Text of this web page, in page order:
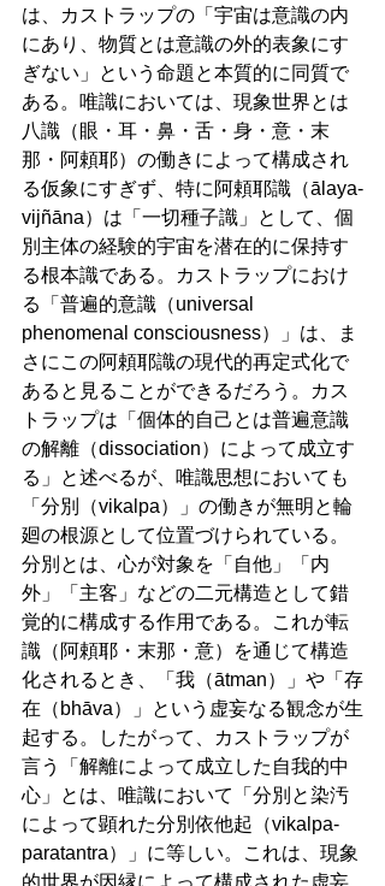
は、カストラップの「宇宙は意識の内
にあり、物質とは意識の外的表象にす
ぎない」という命題と本質的に同質で
ある。唯識においては、現象世界とは
八識（眼・耳・鼻・舌・身・意・末
那・阿頼耶）の働きによって構成され
る仮象にすぎず、特に阿頼耶識（ālaya-
vijñāna）は「一切種子識」として、個
別主体の経験的宇宙を潜在的に保持す
る根本識である。カストラップにおけ
る「普遍的意識（universal
phenomenal consciousness）」は、ま
さにこの阿頼耶識の現代的再定式化で
あると見ることができるだろう。カス
トラップは「個体的自己とは普遍意識
の解離（dissociation）によって成立す
る」と述べるが、唯識思想においても
「分別（vikalpa）」の働きが無明と輪
廻の根源として位置づけられている。
分別とは、心が対象を「自他」「内
外」「主客」などの二元構造として錯
覚的に構成する作用である。これが転
識（阿頼耶・末那・意）を通じて構造
化されるとき、「我（ātman）」や「存
在（bhāva）」という虚妄なる観念が生
起する。したがって、カストラップが
言う「解離によって成立した自我的中
心」とは、唯識において「分別と染汚
によって顕れた分別依他起（vikalpa-
paratantra）」に等しい。これは、現象
的世界が因縁によって構成された虚妄